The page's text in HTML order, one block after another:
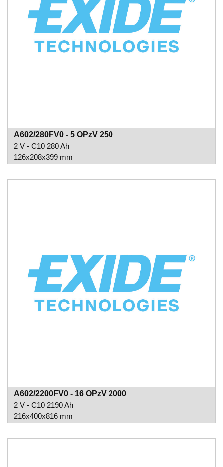
A602/280FV0 - 5 OPzV 250
2 V - C10 280 Ah
126x208x399 mm
A602/2200FV0 - 16 OPzV 2000
2 V - C10 2190 Ah
216x400x816 mm